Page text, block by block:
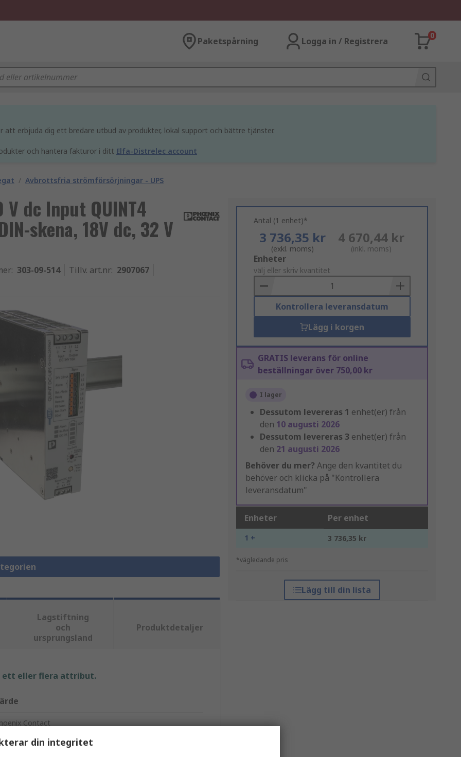
Paketspårning Logga in / Registrera
0
att erbjuda dig ett bredare utbud av produkter, lokal support och bättre tjänster.
och hantera fakturor i ditt Elfa-Distrelec account
/ Avbrottsfria strömförsörjningar - UPS
dc Input QUINT4
skena, 18V dc, 32 V
: 303-09-514 Tillv. art.nr: 2907067
Antal (1 enhet)*
3 736,35 kr
(exkl. moms)
4 670,44 kr
(inkl. moms)
Add
to
Basket
Enheter
välj eller skriv kvantitet
Kontrollera leveransdatum
Lägg i korgen
GRATIS leverans för online
beställningar över 750,00 kr
I lager
Dessutom levereras 1 enhet(er) från
den 10 augusti 2026
Dessutom levereras 3 enhet(er) från
den 21 augusti 2026
Behöver du mer? Ange den kvantitet du
behöver och klicka på "Kontrollera
leveransdatum"
Enheter Per enhet
1 + 3 736,35 kr
*vägledande pris
Lägg till din lista
Lagstiftning
och
ursprungsland
Produktdetaljer
ett eller flera attribut.
Contact
din integritet